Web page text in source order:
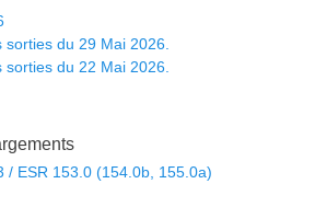
du 29 Mai 2026.
du 22 Mai 2026.
/ ESR 153.0 (154.0b, 155.0a)